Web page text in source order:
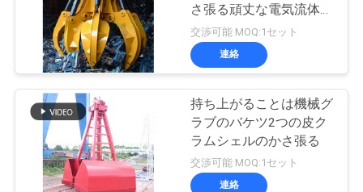
さ張る頑丈な電気流体式
の貨物伸ばす
交渉可能 MOQ:1セット
連絡
持ち上がることは機械グ
ラブのバケツ2つの皮ク
ラムシェルのかさ張る
交渉可能 MOQ:1セット
連絡